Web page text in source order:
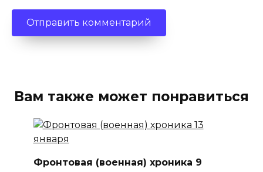
Вам также может понравиться
Фронтовая (военная) хроника 9